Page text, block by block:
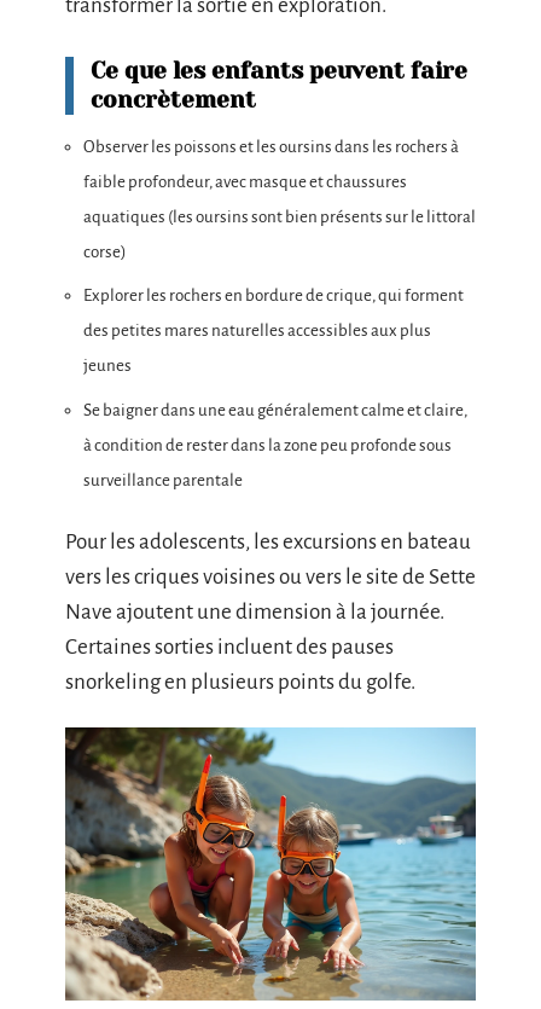
transformer la sortie en exploration.
Ce que les enfants peuvent faire
concrètement
Observer les poissons et les oursins dans les rochers à
faible profondeur, avec masque et chaussures
aquatiques (les oursins sont bien présents sur le littoral
corse)
Explorer les rochers en bordure de crique, qui forment
des petites mares naturelles accessibles aux plus
jeunes
Se baigner dans une eau généralement calme et claire,
à condition de rester dans la zone peu profonde sous
surveillance parentale
Pour les adolescents, les excursions en bateau
vers les criques voisines ou vers le site de Sette
Nave ajoutent une dimension à la journée.
Certaines sorties incluent des pauses
snorkeling en plusieurs points du golfe.